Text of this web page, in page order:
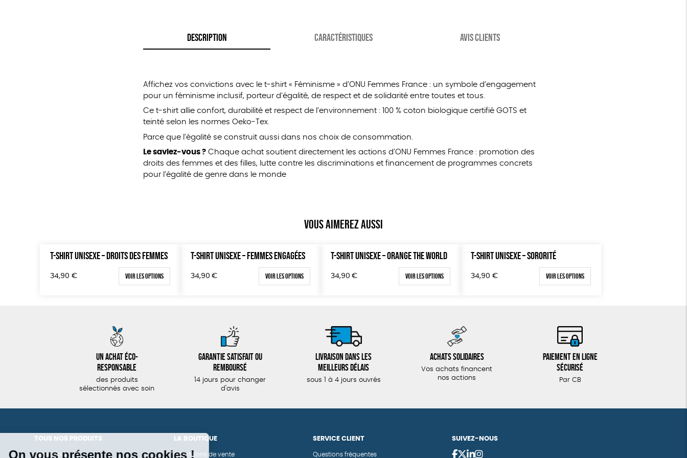
DESCRIPTION CARACTÉRISTIQUES AVIS CLIENTS
Affichez vos convictions avec le t-shirt « Féminisme » d’ONU Femmes France : un symbole d’engagement
pour un féminisme inclusif, porteur d’égalité, de respect et de solidarité entre toutes et tous.
Ce t-shirt allie confort, durabilité et respect de l’environnement : 100 % coton biologique certifié GOTS et
teinté selon les normes Oeko-Tex.
Parce que l’égalité se construit aussi dans nos choix de consommation.
Le saviez-vous ? Chaque achat soutient directement les actions d’ONU Femmes France : promotion des
droits des femmes et des filles, lutte contre les discriminations et financement de programmes concrets
pour l’égalité de genre dans le monde
Vous aimerez aussi
T-SHIRT UNISEXE – DROITS DES FEMMES
34,90 € Voir les options
T-SHIRT UNISEXE – FEMMES ENGAGÉES
34,90 € Voir les options
T-SHIRT UNISEXE – ORANGE THE WORLD
34,90 € Voir les options
T-SHIRT UNISEXE – SORORITÉ
34,90 € Voir les options
Un achat éco-
responsable
des produits
sélectionnés avec soin
Garantie satisfait ou
remboursé
14 jours pour changer
d'avis
Livraison dans les
meilleurs délais
sous 1 à 4 jours ouvrés
Achats solidaires
Vos achats financent
nos actions
Paiement en ligne
sécurisé
Par CB
TOUS NOS PRODUITS
Vêtements
LA BOUTIQUE
Conditions de vente
SERVICE CLIENT
Questions fréquentes
SUIVEZ-NOUS